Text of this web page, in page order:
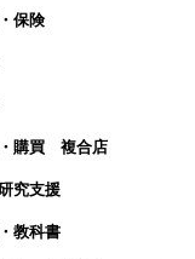
保険
購買 複合店
究支援
教科書